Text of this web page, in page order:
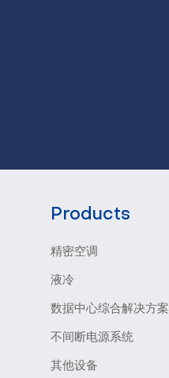
Products
精密空调
液冷
数据中心综合解决方案
不间断电源系统
其他设备